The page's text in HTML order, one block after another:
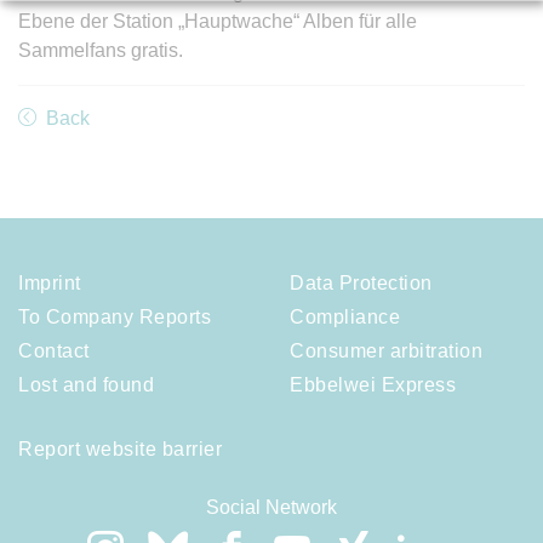
Ebene der Station „Hauptwache“ Alben für alle
Sammelfans gratis.
Back
Imprint
To Company Reports
Contact
Lost and found
Data Protection
Compliance
Consumer arbitration
Ebbelwei Express
Report website barrier
Social Network